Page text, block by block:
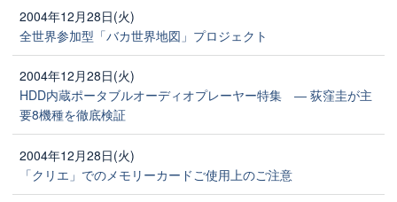
2004年12月28日(火)
全世界参加型「バカ世界地図」プロジェクト
2004年12月28日(火)
HDD内蔵ポータブルオーディオプレーヤー特集 ― 荻窪圭が主
要8機種を徹底検証
2004年12月28日(火)
「クリエ」でのメモリーカードご使用上のご注意